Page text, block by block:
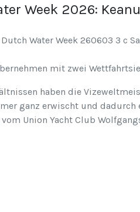
Week 2026:
mit zwei
haben die
ganz erwischt und dadurch
Union Yacht Club